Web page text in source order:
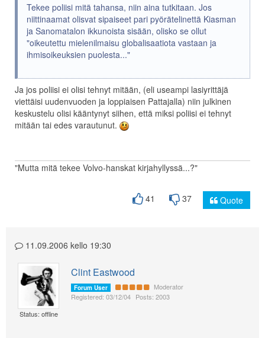
Tekee poliisi mitä tahansa, niin aina tutkitaan. Jos
niittinaamat olisvat sipaiseet pari pyörätelinettä Kiasman
ja Sanomatalon ikkunoista sisään, olisko se ollut
"oikeutettu mielenilmaisu globalisaatiota vastaan ja
ihmisoikeuksien puolesta..."
Ja jos poliisi ei olisi tehnyt mitään, (eli useampi lasiyrittäjä
viettäisi uudenvuoden ja loppiaisen Pattajalla) niin julkinen
keskustelu olisi kääntynyt siihen, että miksi poliisi ei tehnyt
mitään tai edes varautunut.
"Mutta mitä tekee Volvo-hanskat kirjahyllyssä...?"
41 37 Quote
11.09.2006 kello 19:30
Status: offline
Clint Eastwood
Forum User
Moderator
Registered: 03/12/04 Posts: 2003